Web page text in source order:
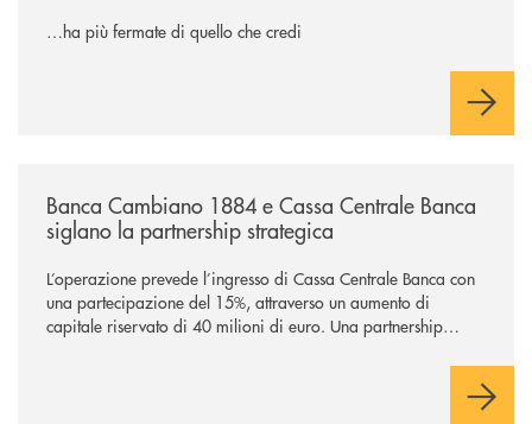
…ha più fermate di quello che credi
Banca Cambiano 1884 e Cassa Centrale Banca
siglano la partnership strategica
L’operazione prevede l’ingresso di Cassa Centrale Banca con
una partecipazione del 15%, attraverso un aumento di
capitale riservato di 40 milioni di euro. Una partnership
comuni e sulla prossimità ai territori, per ampliare l’offerta e